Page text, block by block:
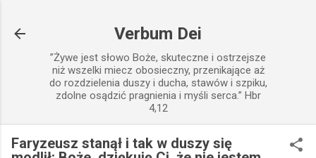
Verbum Dei
”Żywe jest słowo Boże, skuteczne i ostrzejsze
niż wszelki miecz obosieczny, przenikające aż
do rozdzielenia duszy i ducha, stawów i szpiku,
zdolne osądzić pragnienia i myśli serca.” Hbr
4,12
Faryzeusz stanął i tak w duszy się